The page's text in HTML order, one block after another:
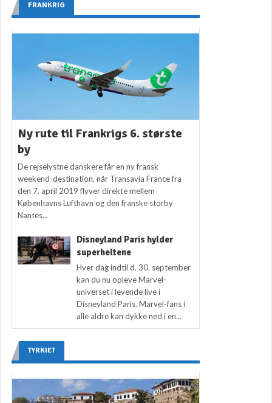
FRANKRIG
Ny rute til Frankrigs 6. største
by
De rejselystne danskere får en ny fransk
weekend-destination, når Transavia France fra
den 7. april 2019 flyver direkte mellem
Københavns Lufthavn og den franske storby
Nantes...
Disneyland Paris hylder
superheltene
Hver dag indtil d. 30. september
kan du nu opleve Marvel-
universet i levende live i
Disneyland Paris. Marvel-fans i
alle aldre kan dykke ned i en...
TYRKIET